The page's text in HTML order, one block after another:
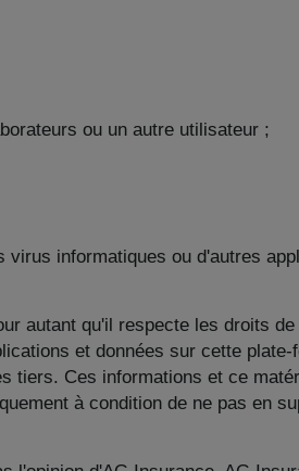
ou un autre utilisateur ;
virus informatiques ou d'autres
autant qu'il respecte les droits
et données sur cette plate-
tiers. Ces informations et ce
à condition de ne pas en